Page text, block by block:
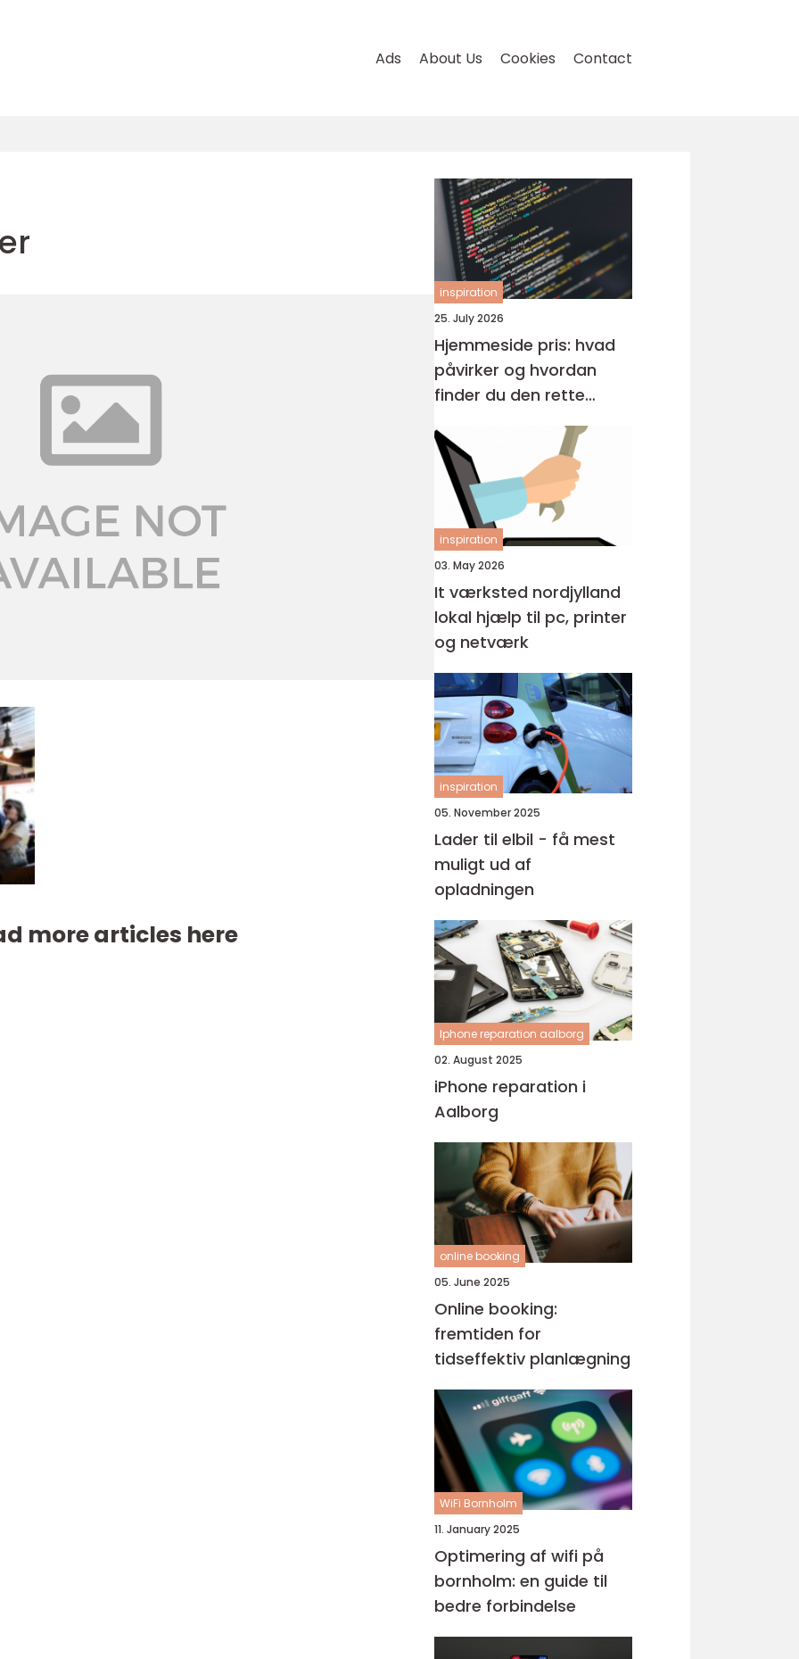
Ads About Us Cookies Contact
more articles here
inspiration
25. July 2026
Hjemmeside pris: hvad
påvirker og hvordan
finder du den rette
inspiration
03. May 2026
It værksted nordjylland
lokal hjælp til pc, printer
og netværk
inspiration
05. November 2025
Lader til elbil - få mest
muligt ud af
opladningen
Iphone reparation aalborg
02. August 2025
iPhone reparation i
Aalborg
online booking
05. June 2025
Online booking:
fremtiden for
tidseffektiv planlægning
WiFi Bornholm
11. January 2025
Optimering af wifi på
bornholm: en guide til
bedre forbindelse